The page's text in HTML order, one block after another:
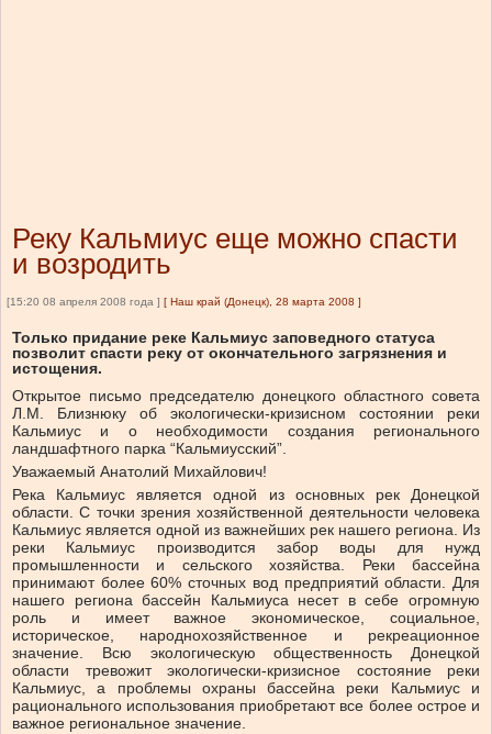
Реку Кальмиус еще можно спасти
и возродить
[15:20 08 апреля 2008 года ] [ Наш край (Донецк), 28 марта 2008 ]
Только придание реке Кальмиус заповедного статуса
позволит спасти реку от окончательного загрязнения и
истощения.
Открытое письмо председателю донецкого областного совета
Л.М. Близнюку об экологически-кризисном состоянии реки
Кальмиус и о необходимости создания регионального
ландшафтного парка “Кальмиусский”.
Уважаемый Анатолий Михайлович!
Река Кальмиус является одной из основных рек Донецкой
области. С точки зрения хозяйственной деятельности человека
Кальмиус является одной из важнейших рек нашего региона. Из
реки Кальмиус производится забор воды для нужд
промышленности и сельского хозяйства. Реки бассейна
принимают более 60% сточных вод предприятий области. Для
нашего региона бассейн Кальмиуса несет в себе огромную
роль и имеет важное экономическое, социальное,
историческое, народнохозяйственное и рекреационное
значение. Всю экологическую общественность Донецкой
области тревожит экологически-кризисное состояние реки
Кальмиус, а проблемы охраны бассейна реки Кальмиус и
рационального использования приобретают все более острое и
важное региональное значение.